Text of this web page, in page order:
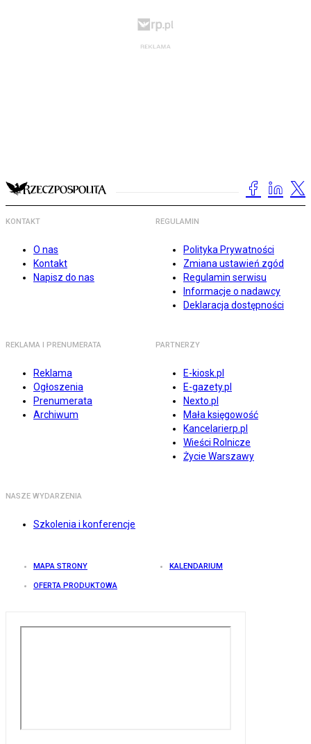
KONTAKT
O nas
Kontakt
Napisz do nas
REGULAMIN
Polityka Prywatności
Zmiana ustawień zgód
Regulamin serwisu
Informacje o nadawcy
Deklaracja dostępności
REKLAMA I PRENUMERATA
Reklama
Ogłoszenia
Prenumerata
Archiwum
PARTNERZY
E-kiosk.pl
E-gazety.pl
Nexto.pl
Mała księgowość
Kancelarierp.pl
Wieści Rolnicze
Życie Warszawy
NASZE WYDARZENIA
Szkolenia i konferencje
MAPA STRONY KALENDARIUM
OFERTA PRODUKTOWA